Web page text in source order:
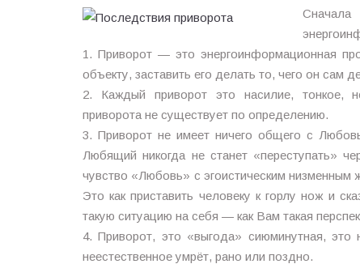
1. Приворот — это энергоинформационная
объекту, заставить его делать то, чего он сам
2. Каждый приворот это насилие, тонкое,
приворота не существует по определению.
3. Приворот не имеет ничего общего с
Любящий никогда не станет «переступать»
чувство «Любовь» с эгоистическим
Это как приставить человеку к горлу нож и
такую ситуацию на себя — как Вам такая
4. Приворот, это «выгода» сиюминутная, это
неестественное умрёт, рано или поздно.